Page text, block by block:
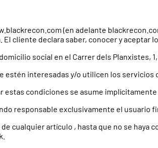
(en adelante
cliente declara saber, conocer y aceptar
social en el Carrer dels Planxistes,
estén interesadas y/o utilicen los servicios
condiciones se asume implícitamente
responsable exclusivamente el usuario
cualquier artículo , hasta que no se